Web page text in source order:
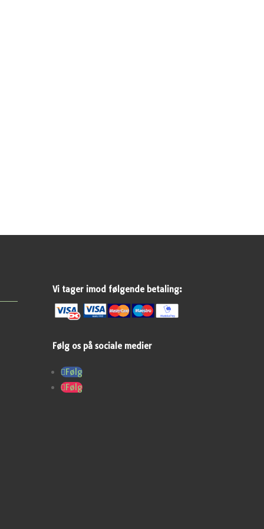
Vi tager imod følgende betaling:
Følg os på sociale medier
Følg
Følg